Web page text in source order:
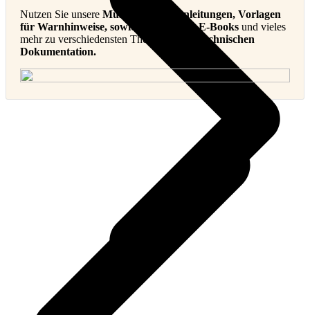
Nutzen Sie unsere Muster-Betriebsanleitungen, Vorlagen
für Warnhinweise, sowie Checklisten, E-Books und vieles
mehr zu verschiedensten Themen in der
Technischen
Dokumentation.